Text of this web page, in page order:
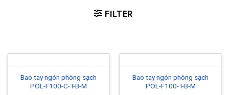
FILTER
Bao tay ngón phòng sạch
POL-F100-C-T-B-M
Bao tay ngón phòng sạch
POL-F100-T-B-M